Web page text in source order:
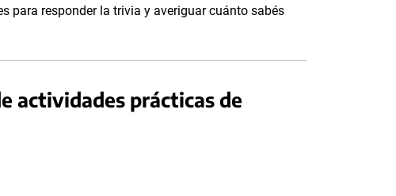
para responder la trivia y averiguar cuánto sabés
actividades prácticas de